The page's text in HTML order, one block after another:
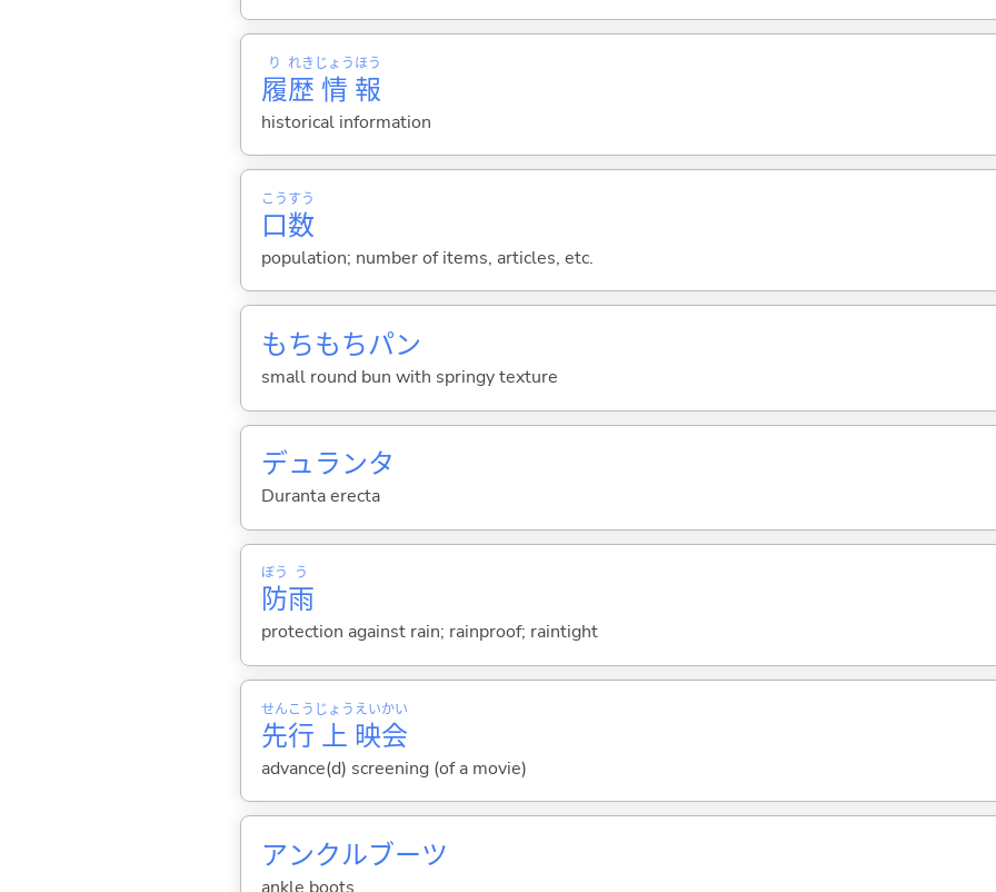
履
り
歴
れき
情
じょう
報
ほう
historical information
口
こう
数
すう
population; number of items, articles, etc.
もちもちパン
small round bun with springy texture
デュランタ
Duranta erecta
防
ぼう
雨
う
protection against rain; rainproof; raintight
先
せん
行
こう
上
じょう
映
えい
会
かい
advance(d) screening (of a movie)
アンクルブーツ